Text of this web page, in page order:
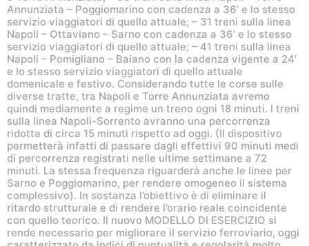
Annunziata – Poggiomarino con cadenza a 36’ e lo stesso
servizio viaggiatori di quello attuale; – 31 treni sulla linea
Napoli – Ottaviano – Sarno con cadenza a 36’ e lo stesso
servizio viaggiatori di quello attuale; – 41 treni sulla linea
Napoli – Pomigliano – Baiano con la cadenza vigente a 24’
e lo stesso servizio viaggiatori di quello attuale
domenicale e festivo. Considerando tutte le corse sulle
diverse tratte, tra Napoli e Torre Annunziata avremo
quindi mediamente a regime un treno ogni 18 minuti. I treni
sulla linea Napoli-Sorrento avranno una percorrenza
ridotta di circa 15 minuti rispetto ad oggi. (Il dispositivo
permetterà infatti di passare dagli effettivi 90 minuti medi
di percorrenza registrati nelle ultime settimane a 72
minuti. La stessa frequenza riguarderà anche le linee per
Sarno e Poggiomarino, per rendere omogeneo il sistema
complessivo). In sostanza l’obiettivo è di eliminare il
ritardo strutturale e di rendere l’orario reale coincidente
con quello teorico. Il nuovo MODELLO DI ESERCIZIO si
rende necessario per migliorare il servizio ferroviario, oggi